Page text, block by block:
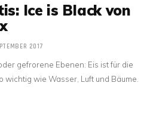
Ice is Black von
2017
gefrorene Ebenen: Eis ist für die
wie Wasser, Luft und Bäume.